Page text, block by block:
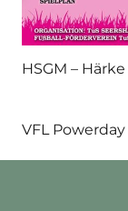
HSGM –
VFL Powerday